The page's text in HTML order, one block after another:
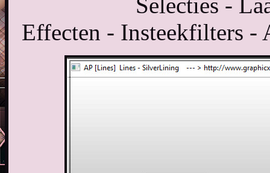
Effecten - Insteekfilters